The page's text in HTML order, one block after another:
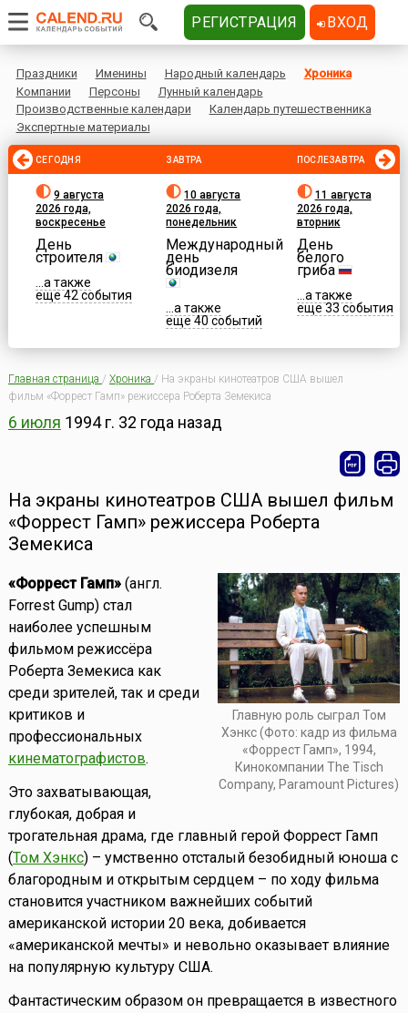
Праздники Именины Народный календарь
Хроника
Компании
Персоны
Лунный календарь
Производственные календари
Календарь путешественника
Экспертные материалы
СЕГОДНЯ
9 августа
2026 года,
воскресенье
День
строителя
...а также
еще 42 события
ЗАВТРА
10 августа
2026 года,
понедельник
Международный
день
биодизеля
...а также
еще 40 событий
ПОСЛЕЗАВТРА
11 августа
2026 года,
вторник
День
белого
гриба
...а также
еще 33 события
Главная страница / Хроника / На экраны кинотеатров США вышел
фильм «Форрест Гамп» режиссера Роберта Земекиса
6 июля 1994 г. 32 года назад
На экраны кинотеатров США вышел фильм
«Форрест Гамп» режиссера Роберта
Земекиса
Главную роль сыграл Том
Хэнкс (Фото: кадр из фильма
«Форрест Гамп», 1994,
Кинокомпании The Tisch
Company, Paramount Pictures)
«Форрест Гамп»(англ.
Forrest Gump) стал
наиболее успешным
фильмом режиссёра
Роберта Земекиса как
среди зрителей, так и среди
критиков и
профессиональных
кинематографистов.
Это захватывающая,
глубокая, добрая и
трогательная драма, где главный герой Форрест Гамп
(Том Хэнкс) – умственно отсталый безобидный юноша с
благородным и открытым сердцем – по ходу фильма
становится участником важнейших событий
американской истории 20 века, добивается
«американской мечты» и невольно оказывает влияние
на популярную культуру США.
Фантастическим образом он превращается в известного
РЕГИСТРАЦИЯ ВХОД